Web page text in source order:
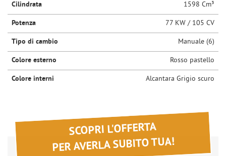
Cilindrata 1598 Cm³
Potenza 77 KW / 105 CV
Tipo di cambio Manuale (6)
Colore esterno Rosso pastello
Colore interni Alcantara Grigio scuro
SCOPRI L'OFFERTA
PER AVERLA SUBITO TUA!